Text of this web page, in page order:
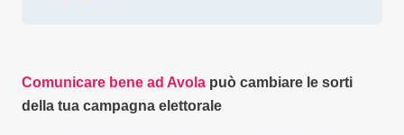
Comunicare bene ad Avola può cambiare le sorti
della tua campagna elettorale